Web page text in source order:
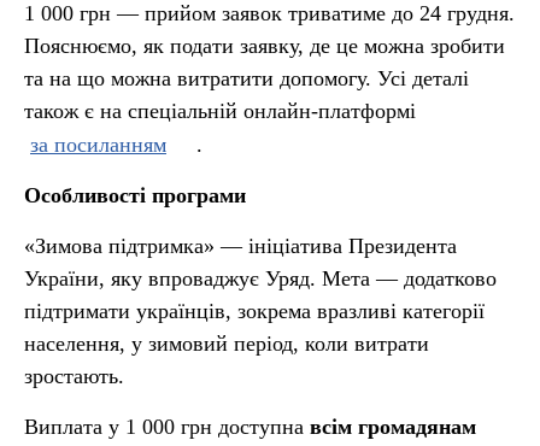
1 000 грн — прийом заявок триватиме до 24 грудня.
Пояснюємо, як подати заявку, де це можна зробити
та на що можна витратити допомогу. Усі деталі
також є на спеціальній онлайн-платформі
за посиланням
.
Особливості програми
«Зимова підтримка» — ініціатива Президента
України, яку впроваджує Уряд. Мета — додатково
підтримати українців, зокрема вразливі категорії
населення, у зимовий період, коли витрати
зростають.
Виплата у 1 000 грн доступна всім громадянам